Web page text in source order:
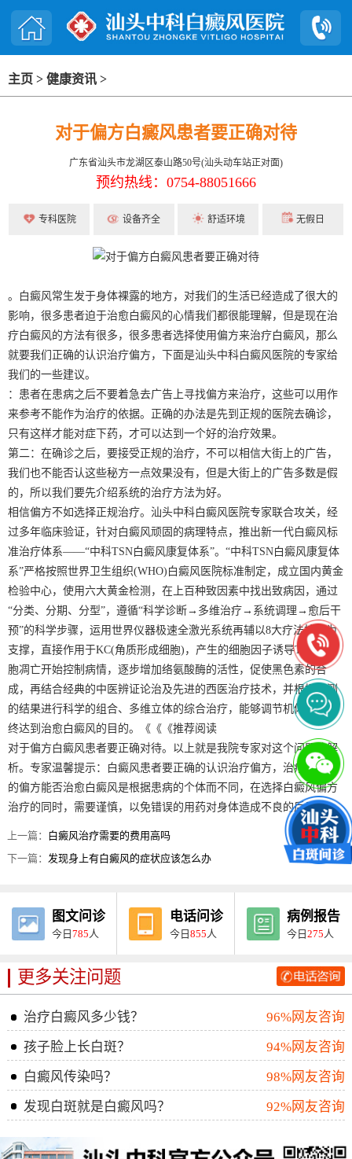
主页 > 健康资讯 >
对于偏方白癜风患者要正确对待
广东省汕头市龙湖区泰山路50号(汕头动车站正对面)
预约热线：0754-88051666
专科医院 设备齐全 舒适环境 无假日
。白癜风常生发于身体裸露的地方，对我们的生活已经造成了很大的
影响，很多患者迫于治愈白癜风的心情我们都很能理解，但是现在治
疗白癜风的方法有很多，很多患者选择使用偏方来治疗白癜风，那么
就要我们正确的认识治疗偏方，下面是汕头中科白癜风医院的专家给
我们的一些建议。
：患者在患病之后不要着急去广告上寻找偏方来治疗，这些可以用作
来参考不能作为治疗的依据。正确的办法是先到正规的医院去确诊，
只有这样才能对症下药，才可以达到一个好的治疗效果。
第二：在确诊之后，要接受正规的治疗，不可以相信大街上的广告，
我们也不能否认这些秘方一点效果没有，但是大街上的广告多数是假
的，所以我们要先介绍系统的治疗方法为好。
相信偏方不如选择正规治疗。汕头中科白癜风医院专家联合攻关，经
过多年临床验证，针对白癜风顽固的病理特点，推出新一代白癜风标
准治疗体系——“中科TSN白癜风康复体系”。“中科TSN白癜风康复体
系”严格按照世界卫生组织(WHO)白癜风医院标准制定，成立国内黄金
检验中心，使用六大黄金检测，在上百种致因素中找出致病因，通过
“分类、分期、分型”，遵循“科学诊断→多维治疗→系统调理→愈后干
预”的科学步骤，运用世界仪器极速全激光系统再辅以8大疗法技术为
支撑，直接作用于KC(角质形成细胞)，产生的细胞因子诱导T淋巴细
胞凋亡开始控制病情，逐步增加络氨酸酶的活性，促使黑色素的合
成，再结合经典的中医辨证论治及先进的西医治疗技术，并根据检测
的结果进行科学的组合、多维立体的综合治疗，能够调节机体免疫，
终达到治愈白癜风的目的。《《《推荐阅读
对于偏方白癜风患者要正确对待。以上就是我院专家对这个问题的解
析。专家温馨提示：白癜风患者要正确的认识治疗偏方，治疗白癜风
的偏方能否治愈白癜风是根据患病的个体而不同，在选择白癜风偏方
治疗的同时，需要谨慎，以免错误的用药对身体造成不良的后果。
上一篇： 白癜风治疗需要的费用高吗
下一篇：发现身上有白癜风的症状应该怎么办
图文问诊
今日785 人
电话问诊
今日855 人
病例报告
今日275 人
更多关注问题
治疗白癜风多少钱？
96%网友咨询
孩子脸上长白斑？
94%网友咨询
白癜风传染吗？
98%网友咨询
发现白斑就是白癜风吗？
92%网友咨询